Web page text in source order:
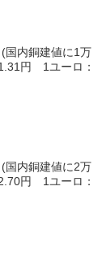
国内銅建値に1万
円 1ユーロ：
国内銅建値に2万
円 1ユーロ：